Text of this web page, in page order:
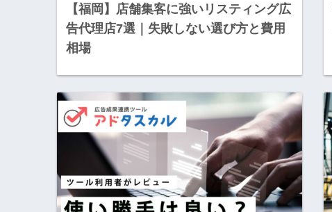
【福岡】店舗集客に強いリスティング広
告代理店7選｜失敗しない選び方と費用
相場